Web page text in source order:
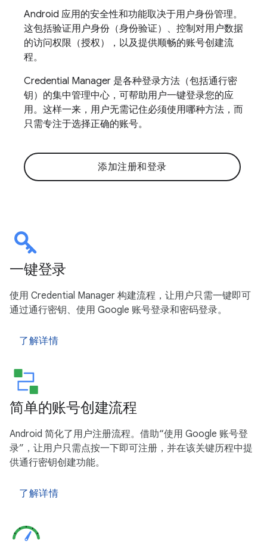
Android 应用的安全性和功能取决于用户身份管理。
这包括验证用户身份（身份验证）、控制对用户数据
的访问权限（授权），以及提供顺畅的账号创建流
程。
Credential Manager 是各种登录方法（包括通行密
钥）的集中管理中心，可帮助用户一键登录您的应
用。这样一来，用户无需记住必须使用哪种方法，而
只需专注于选择正确的账号。
添加注册和登录
一键登录
使用 Credential Manager 构建流程，让用户只需一键即可
通过通行密钥、使用 Google 账号登录和密码登录。
了解详情
简单的账号创建流程
Android 简化了用户注册流程。借助“使用 Google 账号登
录”，让用户只需点按一下即可注册，并在该关键历程中提
供通行密钥创建功能。
了解详情